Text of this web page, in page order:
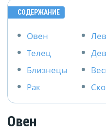
СОДЕРЖАНИЕ
Овен
Телец
Близнецы
Рак
Лев
Овен